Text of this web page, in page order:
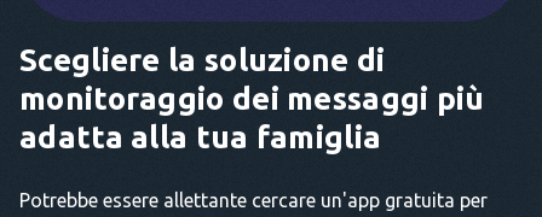
Scegliere la soluzione di
monitoraggio dei messaggi più
adatta alla tua famiglia
Potrebbe essere allettante cercare un'app gratuita per